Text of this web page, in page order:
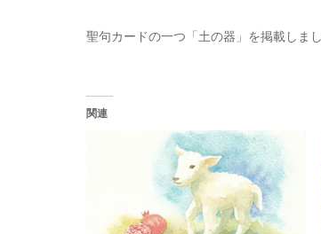
聖句カードの一つ「土の器」を掲載しま
関連